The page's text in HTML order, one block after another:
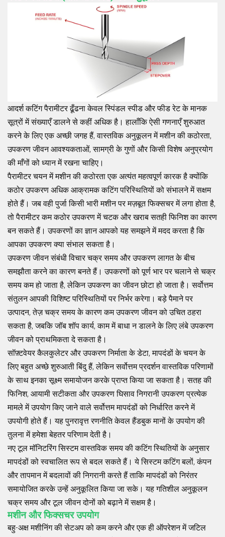
आदर्श कटिंग पैरामीटर ढूँढना केवल स्पिंडल स्पीड और फीड रेट के मानक
सूत्रों में संख्याएँ डालने से कहीं अधिक है। हालाँकि ऐसी गणनाएँ शुरुआत
करने के लिए एक अच्छी जगह हैं, वास्तविक अनुकूलन में मशीन की कठोरता,
उपकरण जीवन आवश्यकताओं, सामग्री के गुणों और किसी विशेष अनुप्रयोग
की माँगों को ध्यान में रखना चाहिए।
पैरामीटर चयन में मशीन की कठोरता एक अत्यंत महत्वपूर्ण कारक है क्योंकि
कठोर उपकरण अधिक आक्रामक कटिंग परिस्थितियों को संभालने में सक्षम
होते हैं। जब वही पुर्जा किसी भारी मशीन पर मज़बूत फिक्सचर में लगा होता है,
तो पैरामीटर कम कठोर उपकरण में चटक और खराब सतही फिनिश का कारण
बन सकते हैं। उपकरणों का ज्ञान आपको यह समझने में मदद करता है कि
आपका उपकरण क्या संभाल सकता है।
उपकरण जीवन संबंधी विचार चक्र समय और उपकरण लागत के बीच
समझौता करने का कारण बनते हैं। उपकरणों को पूर्ण भार पर चलाने से चक्र
समय कम हो जाता है, लेकिन उपकरण का जीवन छोटा हो जाता है। सर्वोत्तम
संतुलन आपकी विशिष्ट परिस्थितियों पर निर्भर करेगा। बड़े पैमाने पर
उत्पादन, तेज़ चक्र समय के कारण कम उपकरण जीवन को उचित ठहरा
सकता है, जबकि जॉब शॉप कार्य, काम में बाधा न डालने के लिए लंबे उपकरण
जीवन को प्राथमिकता दे सकता है।
सॉफ़्टवेयर कैलकुलेटर और उपकरण निर्माता के डेटा, मापदंडों के चयन के
लिए बहुत अच्छे शुरुआती बिंदु हैं, लेकिन सर्वोत्तम प्रदर्शन वास्तविक परिणामों
के साथ इनका सूक्ष्म समायोजन करके प्राप्त किया जा सकता है। सतह की
फिनिश, आयामी सटीकता और उपकरण घिसाव निगरानी उपकरण प्रत्येक
मामले में उपयोग किए जाने वाले सर्वोत्तम मापदंडों को निर्धारित करने में
उपयोगी होते हैं। यह पुनरावृत्त रणनीति केवल हैंडबुक मानों के उपयोग की
तुलना में हमेशा बेहतर परिणाम देती है।
नए टूल मॉनिटरिंग सिस्टम वास्तविक समय की कटिंग स्थितियों के अनुसार
मापदंडों को स्वचालित रूप से बदल सकते हैं। ये सिस्टम कटिंग बलों, कंपन
और तापमान में बदलावों की निगरानी करते हैं ताकि मापदंडों को निरंतर
समायोजित करके उन्हें अनुकूलित किया जा सके। यह गतिशील अनुकूलन
चक्र समय और टूल जीवन दोनों को बढ़ाने में सक्षम है।
मशीन और फिक्सचर उपयोग
बहु-अक्ष मशीनिंग की सेटअप को कम करने और एक ही ऑपरेशन में जटिल